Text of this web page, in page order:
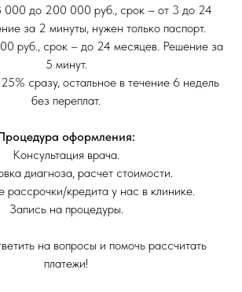
000 до 200 000 руб., срок – от 3 до 24
за 2 минуты, нужен только паспорт.
руб., срок – до 24 месяцев. Решение за
5 минут.
сразу, остальное в течение 6 недель
без переплат.
оформления:
Консультация врача.
диагноза, расчет стоимости.
кредита у нас в клинике.
Запись на процедуры.
на вопросы и помочь рассчитать
платежи!